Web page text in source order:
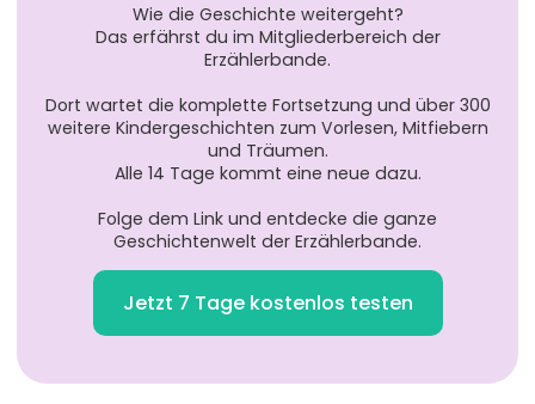
Wie die Geschichte weitergeht?
Das erfährst du im Mitgliederbereich der
Erzählerbande.
Dort wartet die komplette Fortsetzung und über 300
weitere Kindergeschichten zum Vorlesen, Mitfiebern
und Träumen.
Alle 14 Tage kommt eine neue dazu.
Folge dem Link und entdecke die ganze
Geschichtenwelt der Erzählerbande.
Jetzt 7 Tage kostenlos testen